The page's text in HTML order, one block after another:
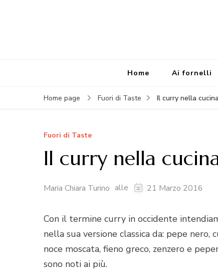
Home Ai fornelli
Home page Fuori di Taste Il curry nella
Fuori di Taste
Il curry nella
Maria Chiara Turino alle 21 Marzo 2016
Con il termine curry in occidente
nella sua versione classica da: pepe nero,
noce moscata, fieno greco, zenzero e
sono noti ai più.